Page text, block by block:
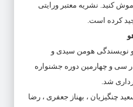
کنید. نشریه معتبر ورایتی
کرده است.
و نویسندگی هومن سیدی و
سی و چهارمین دوره جشنواره
شد.
چنگیزیان ، بهناز جعفری ، رضا